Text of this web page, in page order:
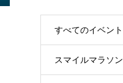
すべてのイベント
スマイルマラソン